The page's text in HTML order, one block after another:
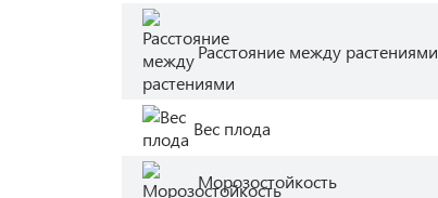
Расстояние между растениями
Вес плода
Морозостойкость